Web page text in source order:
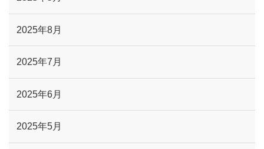
2025年8月
2025年7月
2025年6月
2025年5月